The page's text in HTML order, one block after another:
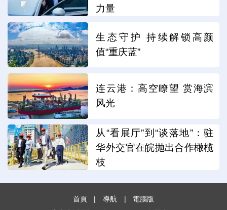
力量
生态守护 持续解锁高颜
值“重庆蓝”
连云港：高空瞭望 赏海滨
风光
从“看展厅”到“谈落地”：驻
华外交官在皖抛出合作橄榄
枝
首頁 | 導航 |
電腦版